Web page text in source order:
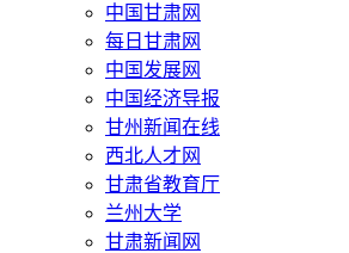
中国甘肃网
每日甘肃网
中国发展网
中国经济导报
甘州新闻在线
西北人才网
甘肃省教育厅
兰州大学
甘肃新闻网